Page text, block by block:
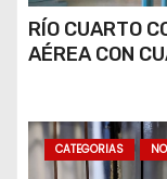
RÍO CUARTO
AÉREA CON
CATEGORIAS